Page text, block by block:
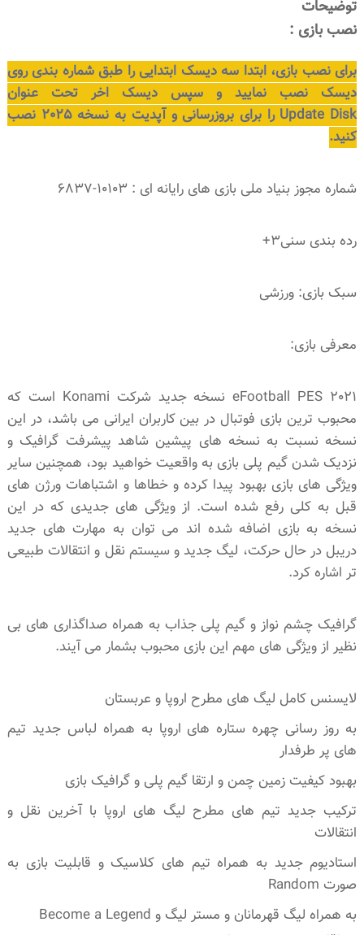
توضیحات
نصب بازی :
برای نصب بازی، ابتدا سه دیسک ابتدایی را طبق شماره بندی روی
دیسک نصب نمایید و سپس دیسک اخر تحت عنوان
Update Disk را برای بروزرسانی و آپدیت به نسخه 2025 نصب
کنید.
شماره مجوز بنیاد ملی بازی های رایانه ای : 10103-6837
رده بندی سنی3+
سبک بازی: ورزشی
معرفی بازی:
eFootball PES 2021 نسخه جدید شرکت Konami است که
محبوب ترین بازی فوتبال در بین کاربران ایرانی می باشد، در این
نسخه نسبت به نسخه های پیشین شاهد پیشرفت گرافیک و
نزدیک شدن گیم پلی بازی به واقعیت خواهید بود، همچنین سایر
ویژگی های بازی بهبود پیدا کرده و خطاها و اشتباهات ورژن های
قبل به کلی رفع شده است. از ویژگی های جدیدی که در این
نسخه به بازی اضافه شده اند می توان به مهارت های جدید
دریبل در حال حرکت، لیگ جدید و سیستم نقل و انتقالات طبیعی
تر اشاره کرد.
گرافیک چشم نواز و گیم پلی جذاب به همراه صداگذاری های بی
نظیر از ویژگی های مهم این بازی محبوب بشمار می آیند.
لایسنس کامل لیگ های مطرح اروپا و عربستان
به روز رسانی چهره ستاره های اروپا به همراه لباس جدید تیم
های پر طرفدار
بهبود کیفیت زمین چمن و ارتقا گیم پلی و گرافیک بازی
ترکیب جدید تیم های مطرح لیگ های اروپا با آخرین نقل و
انتقالات
استادیوم جدید به همراه تیم های کلاسیک و قابلیت بازی به
صورت Random
به همراه لیگ قهرمانان و مستر لیگ و Become a Legend